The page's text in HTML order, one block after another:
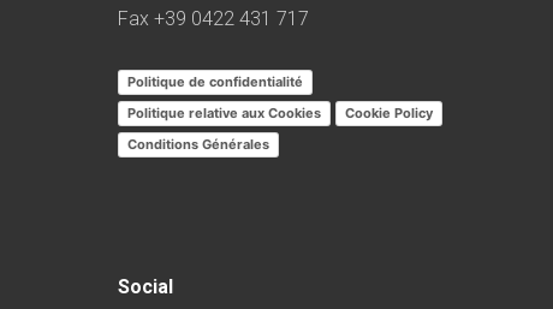
Fax +39 0422 431 717
Politique de confidentialité
Politique relative aux Cookies
Cookie Policy
Conditions Générales
Social